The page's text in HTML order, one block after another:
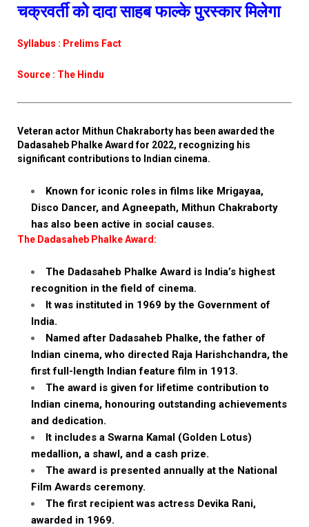
चक्रवर्ती को दादा साहब फाल्के पुरस्कार मिलेगा
Syllabus : Prelims Fact
Source : The Hindu
Veteran actor Mithun Chakraborty has been awarded the
Dadasaheb Phalke Award for 2022, recognizing his
significant contributions to Indian cinema.
Known for iconic roles in films like Mrigayaa,
Disco Dancer, and Agneepath, Mithun Chakraborty
has also been active in social causes.
The Dadasaheb Phalke Award:
The Dadasaheb Phalke Award is India’s highest
recognition in the field of cinema.
It was instituted in 1969 by the Government of
India.
Named after Dadasaheb Phalke, the father of
Indian cinema, who directed Raja Harishchandra, the
first full-length Indian feature film in 1913.
The award is given for lifetime contribution to
Indian cinema, honouring outstanding achievements
and dedication.
It includes a Swarna Kamal (Golden Lotus)
medallion, a shawl, and a cash prize.
The award is presented annually at the National
Film Awards ceremony.
The first recipient was actress Devika Rani,
awarded in 1969.